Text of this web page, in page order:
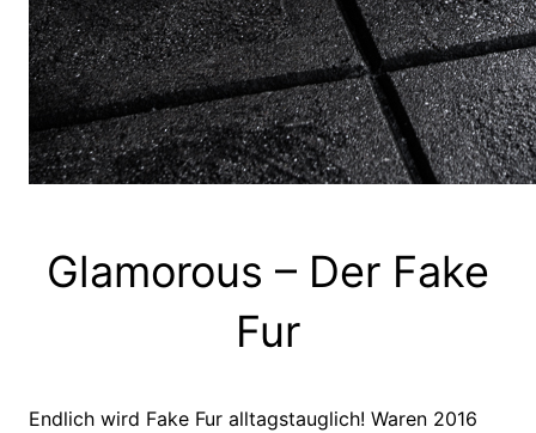
Glamorous – Der Fake
Fur
Endlich wird Fake Fur alltagstauglich! Waren 2016